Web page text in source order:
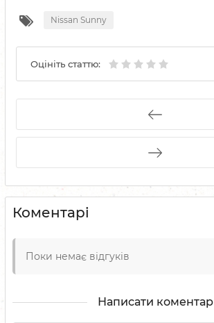
Nissan Sunny
Оцініть статтю:
Коментарі
Поки немає відгуків
Написати коментар